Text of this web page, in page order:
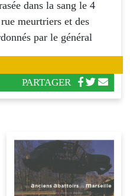
dans la sang le 4
meurtriers et des
par le général
PARTAGER